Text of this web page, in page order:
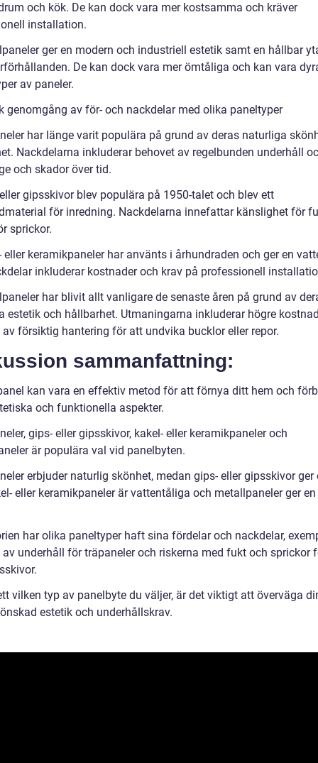
och kök. De kan dock vara mer kostsamma och kräver
installation.
ger en modern och industriell estetik samt en hållbar
De kan dock vara mer ömtåliga och kan vara
av paneler.
genomgång av för- och nackdelar med olika paneltyper
har länge varit populära på grund av deras naturliga
Nackdelarna inkluderar behovet av regelbunden underhåll
och skador över tid.
gipsskivor blev populära på 1950-talet och blev ett
för inredning. Nackdelarna innefattar känslighet för
sprickor.
eller keramikpaneler har använts i århundraden och ger en
inkluderar kostnader och krav på professionell
har blivit allt vanligare de senaste åren på grund av
estetik och hållbarhet. Utmaningarna inkluderar högre
av försiktig hantering för att undvika bucklor eller repor.
sammanfattning:
kan vara en effektiv metod för att förnya ditt hem och
och funktionella aspekter.
gips- eller gipsskivor, kakel- eller keramikpaneler och
är populära val vid panelbyten.
erbjuder naturlig skönhet, medan gips- eller gipsskivor ger
eller keramikpaneler är vattentåliga och metallpaneler ger
har olika paneltyper haft sina fördelar och nackdelar,
av underhåll för träpaneler och riskerna med fukt och sprickor
vilken typ av panelbyte du väljer, är det viktigt att överväga
estetik och underhållskrav.